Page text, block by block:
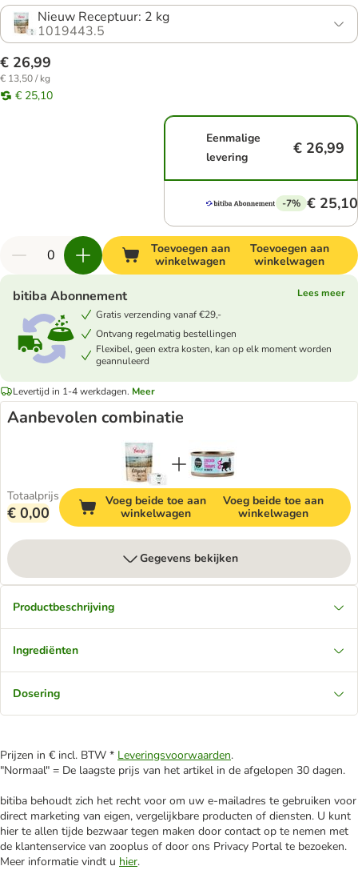
Nieuw Receptuur: 2 kg
1019443.5
€ 26,99
€ 13,50 / kg
€ 25,10
Eenmalige
levering
€ 26,99
-7% € 25,10
Toevoegen aan
winkelwagen
Toevoegen aan
winkelwagen
bitiba Abonnement
Lees meer
Gratis verzending vanaf €29,-
Ontvang regelmatig bestellingen
Flexibel, geen extra kosten, kan op elk moment worden
geannuleerd
Levertijd in 1-4 werkdagen. Meer
Aanbevolen combinatie
Totaalprijs
€ 0,00
Voeg beide toe aan
winkelwagen
Voeg beide toe aan
winkelwagen
Gegevens bekijken
Productbeschrijving
Ingrediënten
Dosering
Prijzen in € incl. BTW * Leveringsvoorwaarden.
"Normaal" = De laagste prijs van het artikel in de afgelopen 30 dagen.
bitiba behoudt zich het recht voor om uw e-mailadres te gebruiken voor
direct marketing van eigen, vergelijkbare producten of diensten. U kunt
hier te allen tijde bezwaar tegen maken door contact op te nemen met
de klantenservice van zooplus of door ons Privacy Portal te bezoeken.
Meer informatie vindt u hier.